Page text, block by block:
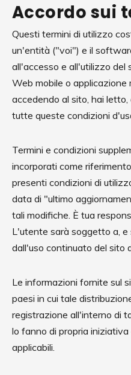
Accordo sui
Questi termini di utilizzo
un'entità ("voi") e il
all'accesso e all'utilizzo del
Web mobile o
accedendo al sito, hai
tutte queste condizioni
Termini e condizioni
incorporati come
presenti condizioni di
data di "ultimo
tali modifiche. È tua
L'utente sarà soggetto a,
dall'uso continuato del sito
Le informazioni fornite sul
paesi in cui tale
registrazione all'interno di
lo fanno di propria iniziativa
applicabili.